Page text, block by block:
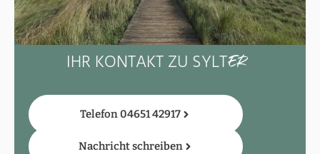
IHR KONTAKT ZU SYLT
Telefon 04651 42917
Nachricht schreiben